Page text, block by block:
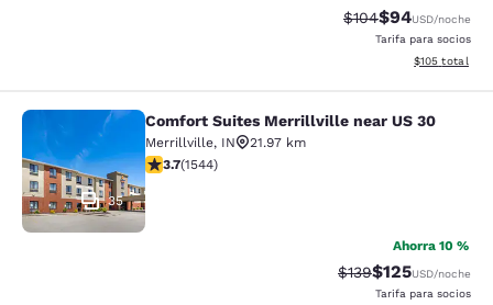
Precio tachado:
$104Precio con
$94USD/noche
Tarifa para socios
Ver detalles
$105 total
Comfort Suites Merrillville near US
35
Comfort Suites Merrillville near US 30
Merrillville, IN
21.97 km
calificación de 3.7 estrellas. Bueno. 1544 reseñas
3.7(1544)
Ahorra 10 %
Precio tachado:
$139Precio con
$125USD/noche
Tarifa para socios